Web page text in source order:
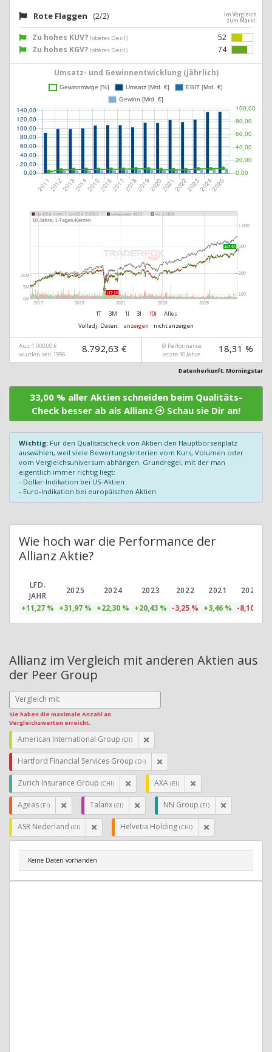
Rote Flaggen (2/2)
Im Vergleich
zum Markt
Zu hohes KUV? (oberes Dezil)
52
Zu hohes KGV? (oberes Dezil) 74
Umsatz- und Gewinnentwicklung (jährlich)
1T 3M 1J 3J 10J
Alles
Volladj. Daten:
anzeigen nicht anzeigen
Aus 1.000,00 €
wurden seit 1996
8.792,63 €
Ø Performance
letzte 10 Jahre
18,31 %
Datenherkunft: Morningstar
33,00 % aller Aktien schneiden beim Qualitäts-
Check besser ab als Allianz
Schau sie Dir an!
Wichtig: Für den Qualitätscheck von Aktien den Hauptbörsenplatz
auswählen, weil viele Bewertungskriterien vom Kurs, Volumen oder
vom Vergleichsuniversum abhängen. Grundregel, mit der man
eigentlich immer richtig liegt:
- Dollar-Indikation bei US-Aktien
- Euro-Indikation bei europäischen Aktien.
Wie hoch war die Performance der
Allianz Aktie?
LFD.
JAHR
2025 2024 2023 2022 2021
2020
+11,27 % +31,97 % +22,30 % +20,43 % -3,25 % +3,46 % -8,10 %
Allianz im Vergleich mit anderen Aktien aus
der Peer Group
Sie haben die maximale Anzahl an
Vergleichswerten erreicht.
American International Group (DI)
Hartford Financial Services Group (DI)
Zurich Insurance Group (CHI) AXA (EI)
Ageas (EI) Talanx (EI) NN Group (EI)
ASR Nederland (EI) Helvetia Holding (CHI)
Keine Daten vorhanden